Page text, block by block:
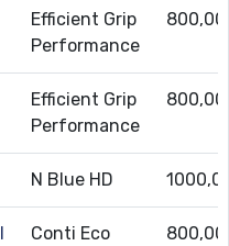
Efficient Grip
Performance
Efficient Grip
Performance
N Blue HD
Conti Eco